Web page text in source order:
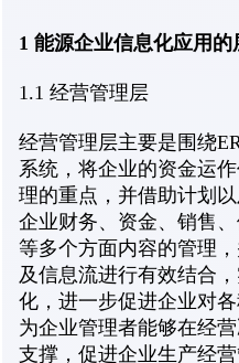
1 能源企业信息化应用的
1.1 经营管理层
经营管理层主要是围绕
系统，将企业的资金运
理的重点，并借助计划
企业财务、资金、销售
等多个方面内容的管理
及信息流进行有效结合
化，进一步促进企业对
为企业管理者能够在经
支撑，促进企业生产经